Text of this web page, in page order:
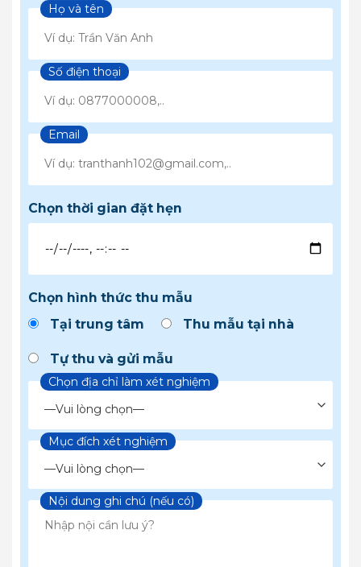
Họ và tên
Số điện thoại
Email
Chọn thời gian đặt hẹn
Chọn hình thức thu mẫu
Tại trung tâm
Thu mẫu tại nhà
Tự thu và gửi mẫu
Chọn địa chỉ làm xét nghiệm
Mục đích xét nghiệm
Chọn loại xét nghiệm
Nội dung ghi chú (nếu có)